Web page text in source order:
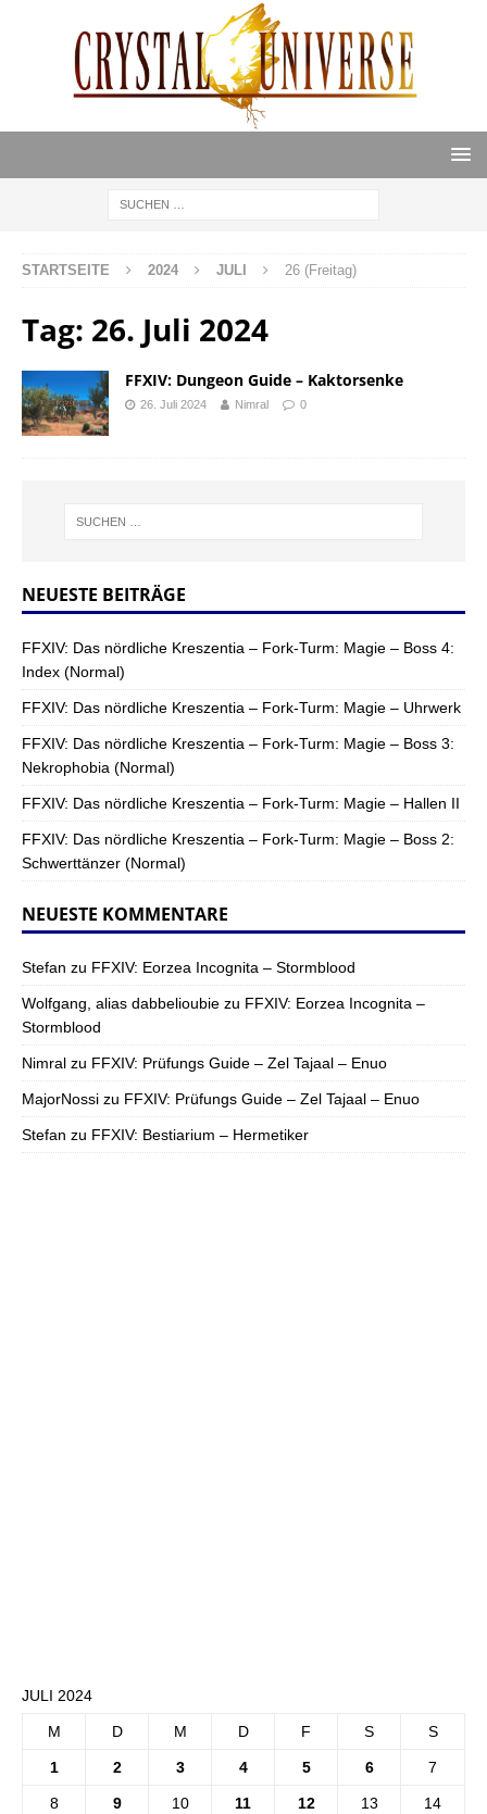
STARTSEITE 2024 JULI 26 (Freitag)
Tag: 26. Juli 2024
FFXIV: Dungeon Guide – Kaktorsenke
26. Juli 2024 Nimral 0
NEUESTE BEITRÄGE
FFXIV: Das nördliche Kreszentia – Fork-Turm: Magie – Boss 4:
Index (Normal)
FFXIV: Das nördliche Kreszentia – Fork-Turm: Magie – Uhrwerk
FFXIV: Das nördliche Kreszentia – Fork-Turm: Magie – Boss 3:
Nekrophobia (Normal)
FFXIV: Das nördliche Kreszentia – Fork-Turm: Magie – Hallen II
FFXIV: Das nördliche Kreszentia – Fork-Turm: Magie – Boss 2:
Schwerttänzer (Normal)
NEUESTE KOMMENTARE
Stefan zu FFXIV: Eorzea Incognita – Stormblood
Wolfgang, alias dabbelioubie zu FFXIV: Eorzea Incognita –
Stormblood
Nimral zu FFXIV: Prüfungs Guide – Zel Tajaal – Enuo
MajorNossi zu FFXIV: Prüfungs Guide – Zel Tajaal – Enuo
Stefan zu FFXIV: Bestiarium – Hermetiker
JULI 2024
M D M D F S S
1 2 3 4 5 6 7
8 9 10 11 12 13 14